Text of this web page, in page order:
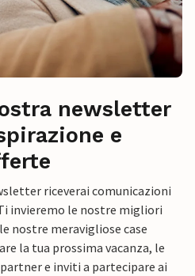
newsletter
e
riceverai comunicazioni
invieremo le nostre migliori
nostre meravigliose case
la tua prossima vacanza, le
e inviti a partecipare ai